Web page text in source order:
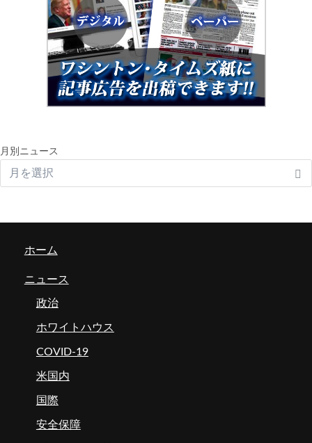
月別ニュース
ホーム
ニュース
政治
ホワイトハウス
COVID-19
米国内
国際
安全保障